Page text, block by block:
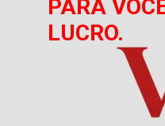
PARA
LUCRO.